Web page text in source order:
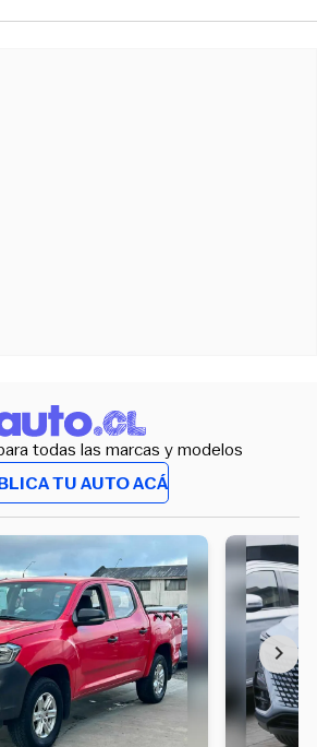
todas las marcas y modelos
TU AUTO ACÁ